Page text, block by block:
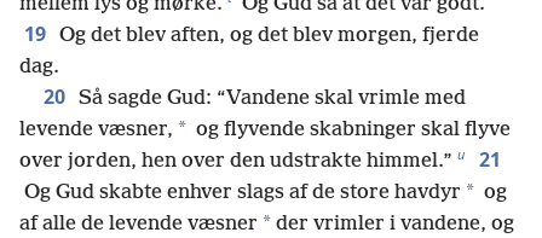
19 Og det blev aften, og det blev morgen, fjerde
dag.
20 Så sagde Gud: “Vandene skal vrimle med
levende væsner, * og flyvende skabninger skal flyve
over jorden, hen over den udstrakte himmel.” u 21
Og Gud skabte enhver slags af de store havdyr * og
af alle de levende væsner * der vrimler i vandene, og